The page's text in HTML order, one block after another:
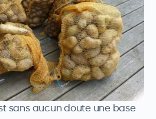
sans aucun doute une base